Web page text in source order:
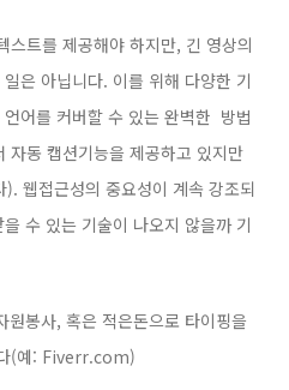
스트를 제공해야 하지만, 긴 영상의
은 아닙니다. 이를 위해 다양한 기
어를 커버할 수 있는 완벽한 방법
자동 캡션기능을 제공하고 있지만
웹접근성의 중요성이 계속 강조되
수 있는 기술이 나오지 않을까 기
봉사, 혹은 적은돈으로 타이핑을
(예: Fiverr.com)